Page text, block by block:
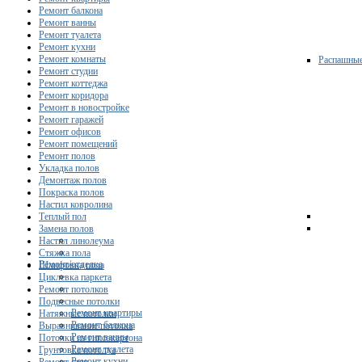
Ремонт/отделка
Ремонт квартиры
Ремонт балкона
Ремонт ванны
Ремонт туалета
Ремонт балкона
Ремонт ванны
Ремонт туалета
Ремонт кухни
Ремонт комнаты
Ремонт студии
Ремонт коттеджа
Ремонт коридора
Ремонт в новостройке
Ремонт гаражей
Ремонт офисов
Ремонт помещений
Ремонт полов
Укладка полов
Демонтаж полов
Покраска полов
Настил ковролина
Теплый пол
Замена полов
Настил линолеума
Стяжка пола
Шлифовка пола
Циклевка паркета
Ремонт потолков
Подвесные потолки
Натяжные потолки
Выравнивание потолка
Потолки из гипсокартона
Грунтовка потолка